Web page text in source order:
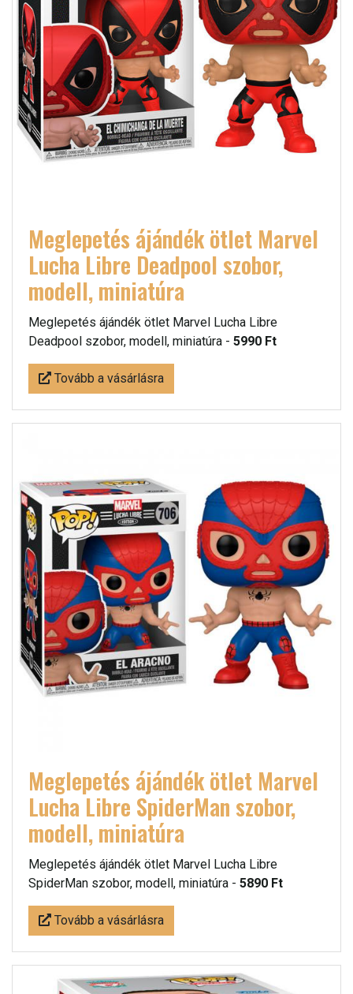
Meglepetés ájándék ötlet Marvel
Lucha Libre Deadpool szobor,
modell, miniatúra
Meglepetés ájándék ötlet Marvel Lucha Libre
Deadpool szobor, modell, miniatúra - 5990 Ft
Tovább a vásárlásra
Meglepetés ájándék ötlet Marvel
Lucha Libre SpiderMan szobor,
modell, miniatúra
Meglepetés ájándék ötlet Marvel Lucha Libre
SpiderMan szobor, modell, miniatúra - 5890 Ft
Tovább a vásárlásra